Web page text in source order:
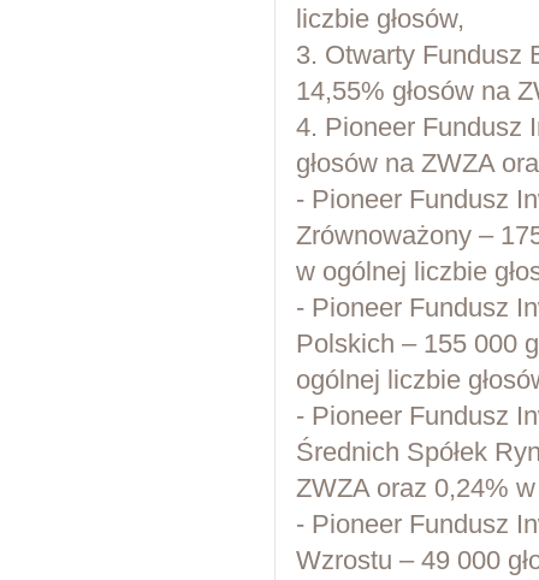
liczbie głosów,
3. Otwarty Fundusz
14,55% głosów na
4. Pioneer Fundusz
głosów na ZWZA
- Pioneer Fundusz
Zrównoważony –
w ogólnej liczbie
- Pioneer Fundusz
Polskich – 155 000
ogólnej liczbie
- Pioneer Fundusz
Średnich Spółek
ZWZA oraz 0,24%
- Pioneer Fundusz
Wzrostu – 49 000